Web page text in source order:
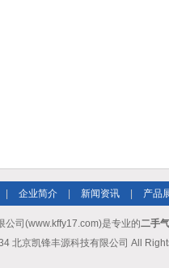
企业简介 新闻资讯 产品
公司(www.kffy17.com)是专业的二手
北京凯锋丰源科技有限公司 All